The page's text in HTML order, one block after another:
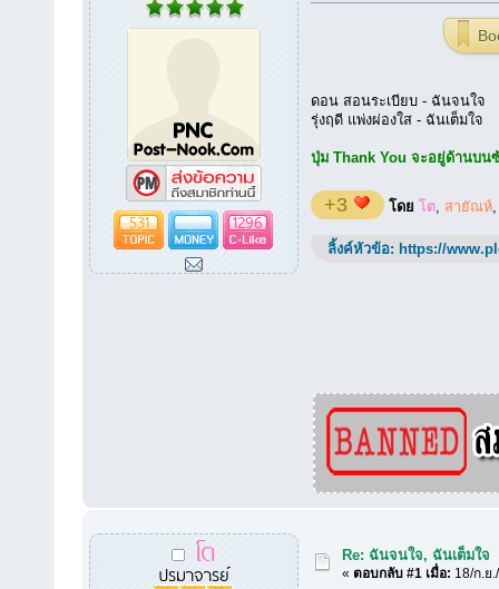
531 1296
ดอน สอนระเบียบ - ฉันจนใจ
รุ่งฤดี แพ่งผ่องใส - ฉันเต็มใจ
ปุ่ม Thank You จะอยู่ด้านบน
+3 โดย โต, สายัณห์
ลิ้งค์หัวข้อ: https://
โต
ปรมาจารย์
Re: ฉันจนใจ, ฉันเต็มใจ
«ตอบกลับ #1 เมื่อ: 18/ก.ย